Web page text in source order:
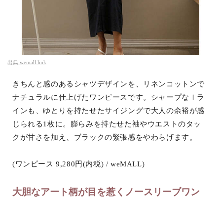
出典 wemall.link
きちんと感のあるシャツデザインを、リネンコットンで
ナチュラルに仕上げたワンピースです。シャープなＩラ
インも、ゆとりを持たせたサイジングで大人の余裕が感
じられる1枚に。膨らみを持たせた袖やウエストのタッ
クが甘さを加え、ブラックの緊張感をやわらげます。
(ワンピース 9,280円(内税) / weMALL)
大胆なアート柄が目を惹くノースリーブワン